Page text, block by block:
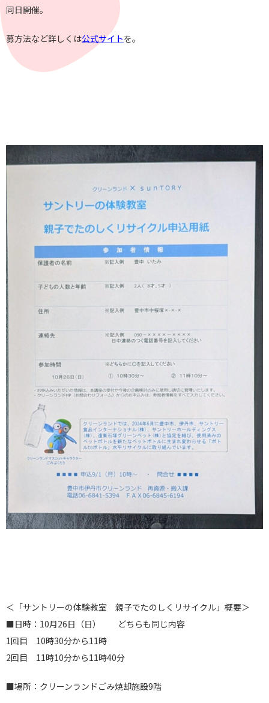
同日開催。
募方法など詳しくは公式サイトを。
＜「サントリーの体験教室 親子でたのしくリサイクル」概要＞
■日時：10月26日（日） どちらも同じ内容
1回目 10時30分から11時
2回目 11時10分から11時40分
■場所：クリーンランドごみ焼却施設9階